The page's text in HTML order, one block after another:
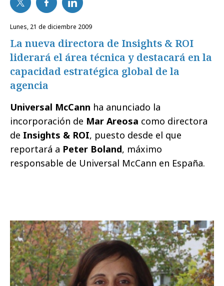
lunes, 21 de diciembre 2009
La nueva directora de Insights & ROI
liderará el área técnica y destacará en la
capacidad estratégica global de la
agencia
Universal McCann ha anunciado la
incorporación de Mar Areosa como directora
de Insights & ROI, puesto desde el que
reportará a Peter Boland, máximo
responsable de Universal McCann en España.